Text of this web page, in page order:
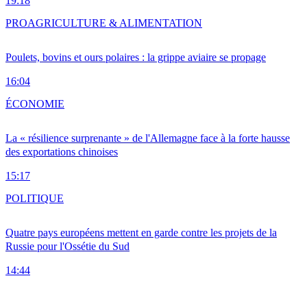
Poulets, bovins et ours polaires : la grippe aviaire se propage
16:04
PROAGRICULTURE & ALIMENTATION
La « résilience surprenante » de l'Allemagne face à la forte hausse
des exportations chinoises
15:17
ÉCONOMIE
Quatre pays européens mettent en garde contre les projets de la
Russie pour l'Ossétie du Sud
14:44
POLITIQUE